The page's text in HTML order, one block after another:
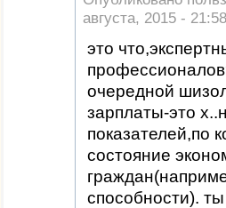
августа, 2015 - 21:58
это
очередной
зарплаты-это
показателей,по
состояние
способности).